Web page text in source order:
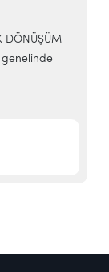
DÖNÜŞÜM
genelinde